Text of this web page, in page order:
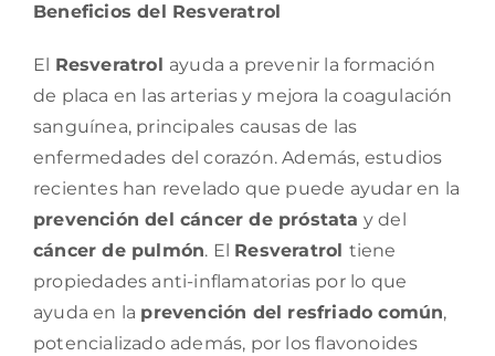
Beneficios del Resveratrol
El Resveratrol ayuda a prevenir la formación
de placa en las arterias y mejora la coagulación
sanguínea, principales causas de las
enfermedades del corazón. Además, estudios
recientes han revelado que puede ayudar en la
prevención del cáncer de próstata y del
cáncer de pulmón. El Resveratrol tiene
propiedades anti-inflamatorias por lo que
ayuda en la prevención del resfriado común,
potencializado además, por los flavonoides